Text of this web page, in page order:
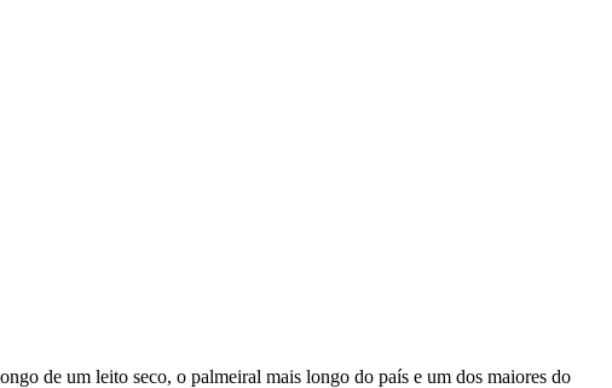
de um leito seco, o palmeiral mais longo do país e um dos maiores do